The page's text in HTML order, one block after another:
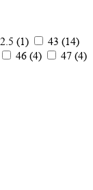
(1) 43 (14)
46 (4) 47 (4)